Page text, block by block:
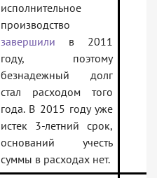
исполнительное
производство
завершили в 2011
году, поэтому
безнадежный долг
стал расходом того
года. В 2015 году уже
истек 3-летний срок,
оснований учесть
суммы в расходах нет.